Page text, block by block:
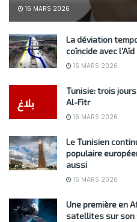
16 MARS 2026
La déviation
coïncide avec l’Aïd
16 MARS 2026
Tunisie: trois jours
Al-Fitr
16 MARS 2026
Le Tunisien
populaire
aussi
16 MARS 2026
Une première en
satellites sur son